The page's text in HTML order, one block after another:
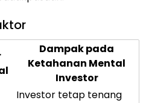
Dampak pada
Ketahanan Mental
Investor
Investor tetap tenang